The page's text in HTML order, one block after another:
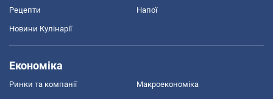
Рецепти Напої
Новини Кулінарії
Економіка
Ринки та компанії Макроекономіка